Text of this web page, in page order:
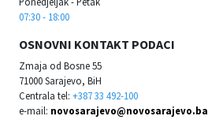
07:30 - 18:00
OSNOVNI KONTAKT PODACI
Zmaja od Bosne 55
71000 Sarajevo, BiH
Centrala tel: +387 33 492-100
e-mail: novosarajevo@novosarajevo.ba